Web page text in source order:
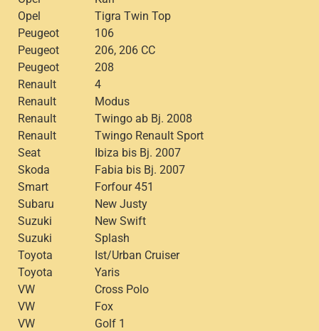
Opel
Tigra Twin Top
Peugeot
106
Peugeot
206, 206 CC
Peugeot
208
Renault
4
Renault
Modus
Renault
Twingo ab Bj. 2008
Renault
Twingo Renault Sport
Seat
Ibiza bis Bj. 2007
Skoda
Fabia bis Bj. 2007
Smart
Forfour 451
Subaru
New Justy
Suzuki
New Swift
Suzuki
Splash
Toyota
Ist/Urban Cruiser
Toyota
Yaris
VW
Cross Polo
VW
Fox
VW
Golf 1